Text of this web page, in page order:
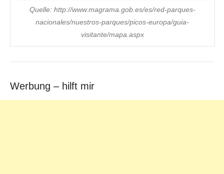
Quelle: http://www.magrama.gob.es/es/red-parques-
nacionales/nuestros-parques/picos-europa/guia-
visitante/mapa.aspx
Werbung – hilft mir